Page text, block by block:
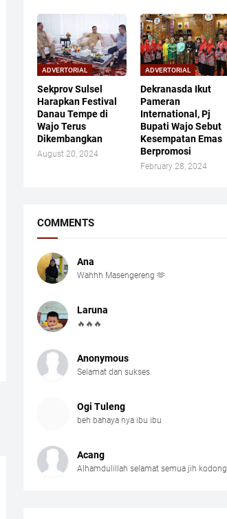
ADVERTORIAL
Sekprov Sulsel
Harapkan Festival
Danau Tempe di
Wajo Terus
Dikembangkan
August 20, 2024
ADVERTORIAL
Dekranasda Ikut
Pameran
International, Pj
Bupati Wajo Sebut
Kesempatan Emas
Berpromosi
February 28, 2024
COMMENTS
Ana
Wahhh Masengereng 🫶
Laruna
🔥🔥🔥
Anonymous
Selamat dan sukses.
Ogi Tuleng
beh bahaya nya ibu ibu
Acang
Alhamdulillah selamat semua jih kodong